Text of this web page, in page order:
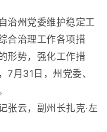
州党委维护稳定工
合治理工作各项措
形势，强化工作措
7月31日，州党委、
云，副州长扎克·左